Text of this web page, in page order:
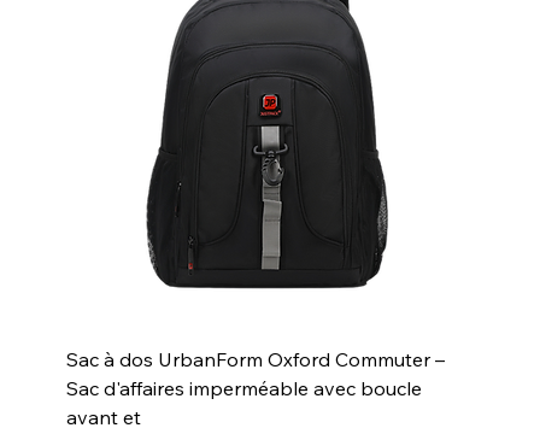
Sac à dos UrbanForm Oxford Commuter –
Sac d'affaires imperméable avec boucle
avant et